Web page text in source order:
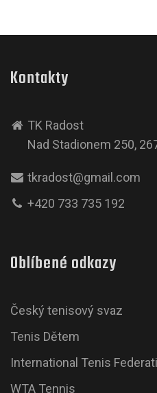
Kontakty
TK Radost
Nad Stadionem 250,
tkradost@gmail.com
+420 733 735 192
Oblíbené odkazy
Český tenisový svaz
Tenis Dětem
International Tenis
WTA Tennis